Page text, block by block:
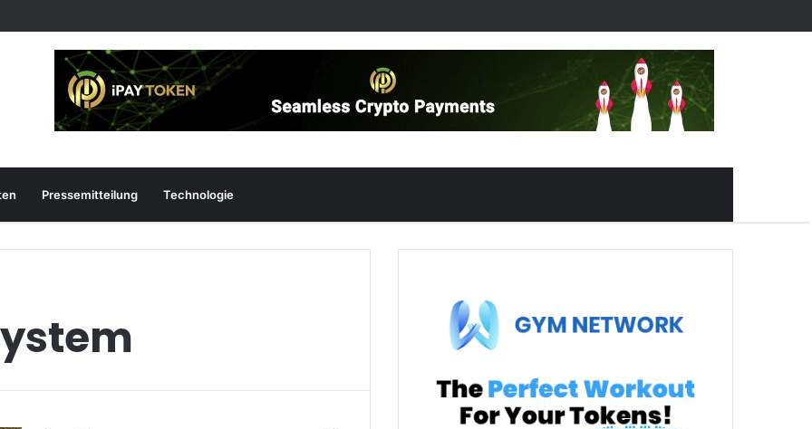
Pressemitteilung Technologie